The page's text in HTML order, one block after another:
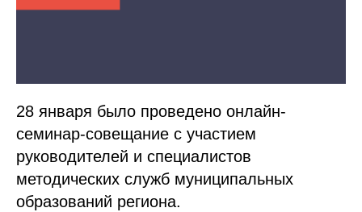
28 января было проведено онлайн-
семинар-совещание с участием
руководителей и специалистов
методических служб муниципальных
образований региона.